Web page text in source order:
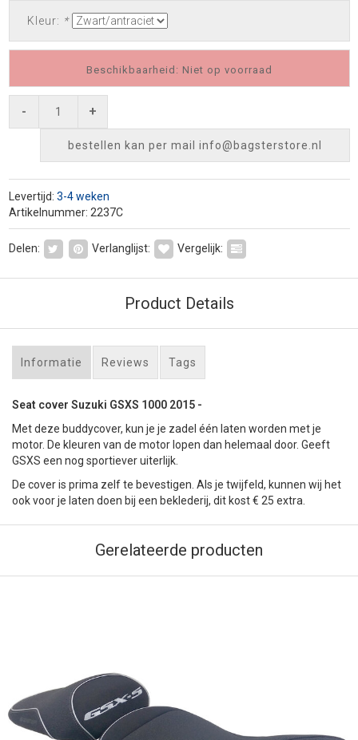
Kleur: *
Beschikbaarheid: Niet op voorraad
- +
bestellen kan per mail info@bagsterstore.nl
Levertijd: 3-4 weken
Artikelnummer: 2237C
Delen: Verlanglijst: Vergelijk:
Product Details
Informatie Reviews Tags
Seat cover Suzuki GSXS 1000 2015 -
Met deze buddycover, kun je je zadel één laten worden met je
motor. De kleuren van de motor lopen dan helemaal door. Geeft
GSXS een nog sportiever uiterlijk.
De cover is prima zelf te bevestigen. Als je twijfeld, kunnen wij het
ook voor je laten doen bij een beklederij, dit kost € 25 extra.
Gerelateerde producten